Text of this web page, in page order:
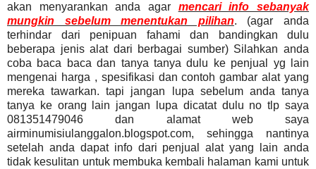
akan menyarankan anda agar mencari info sebanyak
mungkin sebelum menentukan pilihan. (agar anda
terhindar dari penipuan fahami dan bandingkan dulu
beberapa jenis alat dari berbagai sumber) Silahkan anda
coba baca baca dan tanya tanya dulu ke penjual yg lain
mengenai harga , spesifikasi dan contoh gambar alat yang
mereka tawarkan. tapi jangan lupa sebelum anda tanya
tanya ke orang lain jangan lupa dicatat dulu no tlp saya
081351479046 dan alamat web saya
airminumisiulanggalon.blogspot.com, sehingga nantinya
setelah anda dapat info dari penjual alat yang lain anda
tidak kesulitan untuk membuka kembali halaman kami untuk